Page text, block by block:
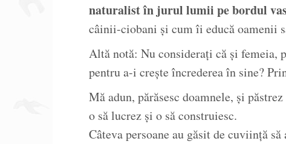
naturalist în jurul lumii pe bordul
câinii-ciobani și cum îi educă oamenii
Altă notă: Nu considerați că și femeia,
pentru a-i crește încrederea în sine?
Mă adun, părăsesc doamnele, și
o să lucrez și o să construiesc.
Câteva persoane au găsit de cuviință